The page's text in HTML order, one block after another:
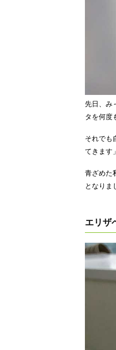
先日、み
タを何度
それでも
てきます
青ざめた
となりま
エリザ